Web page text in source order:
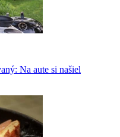
Na aute si našiel